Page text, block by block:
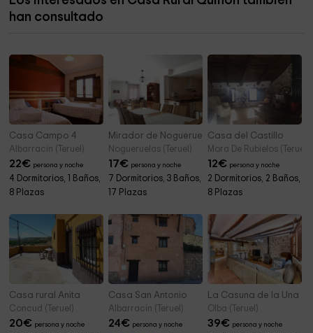
Inicio / Final Paseo Fluvial
han consultado
Casa Campo 4
Albarracin (Teruel)
22€ persona y noche
4 Dormitorios, 1 Baños,
8 Plazas
Mirador de Nogueruelas
Nogueruelas (Teruel)
17€ persona y noche
7 Dormitorios, 3 Baños,
17 Plazas
Casa del Castillo
Mora De Rubielos (Teruel)
12€ persona y noche
2 Dormitorios, 2 Baños,
8 Plazas
Casa rural Anita
Concud (Teruel)
20€ persona y noche
Casa San Antonio
Albarracin (Teruel)
24€ persona y noche
La Casuna de la Una
Olba (Teruel)
39€ persona y noche